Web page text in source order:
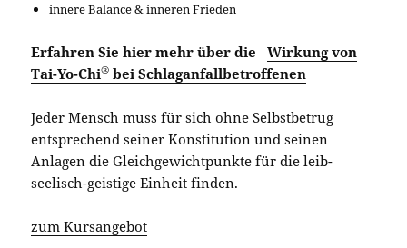
innere Balance & inneren Frieden
Erfahren Sie hier mehr über dieWirkung von
Tai-Yo-Chi® bei Schlaganfallbetroffenen
Jeder Mensch muss für sich ohne Selbstbetrug
entsprechend seiner Konstitution und seinen
Anlagen die Gleichgewichtpunkte für die leib-
seelisch-geistige Einheit finden.
zum Kursangebot